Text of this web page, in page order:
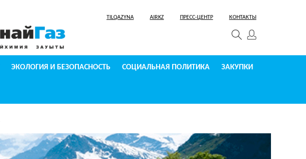
TILQAZYNA AIRKZ ПРЕСС-ЦЕНТР КОНТАКТЫ
ЭКОЛОГИЯ И БЕЗОПАСНОСТЬ СОЦИАЛЬНАЯ ПОЛИТИКА ЗАКУПКИ